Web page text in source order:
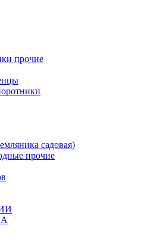
прочие
садовая)
прочие